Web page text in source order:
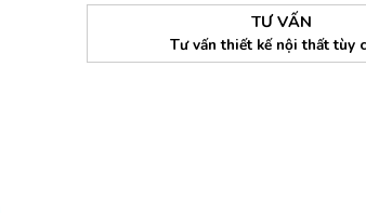
TƯ VẤN
Tư vấn thiết kế nội thất tùy